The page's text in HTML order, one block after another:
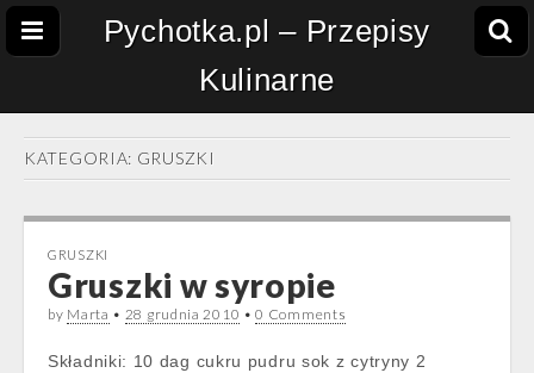
Pychotka.pl – Przepisy
Kulinarne
KATEGORIA: GRUSZKI
GRUSZKI
Gruszki w syropie
by Marta • 28 grudnia 2010 •0 Comments
Składniki: 10 dag cukru pudru sok z cytryny 2